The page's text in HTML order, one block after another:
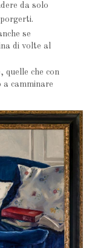
da solo
se
di volte al
quelle che con
camminare